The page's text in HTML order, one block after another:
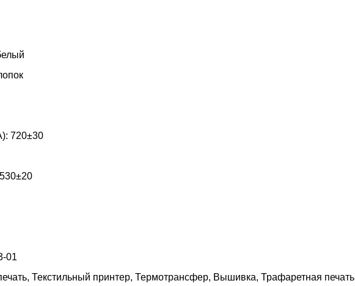
720±30
01
Текстильный принтер, Термотрансфер, Вышивка, Трафаретная печать